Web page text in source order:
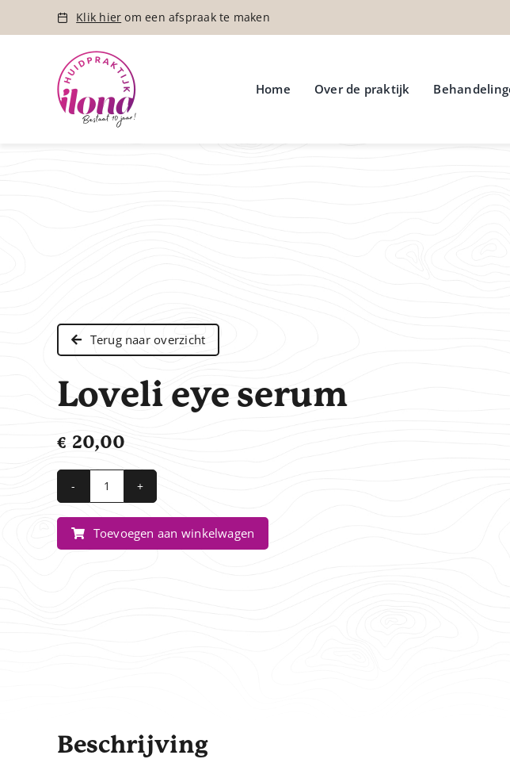
Klik hier om een afspraak te maken
Home Over de praktijk
Terug naar overzicht
Loveli eye serum
€ 20,00
Loveli
eye
serum
aantal
Toevoegen aan winkelwagen
Beschrijving